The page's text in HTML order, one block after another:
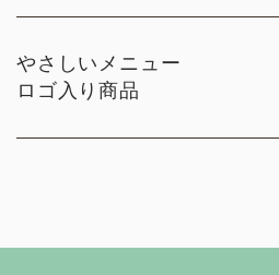
やさしいメニュー
ロゴ入り商品